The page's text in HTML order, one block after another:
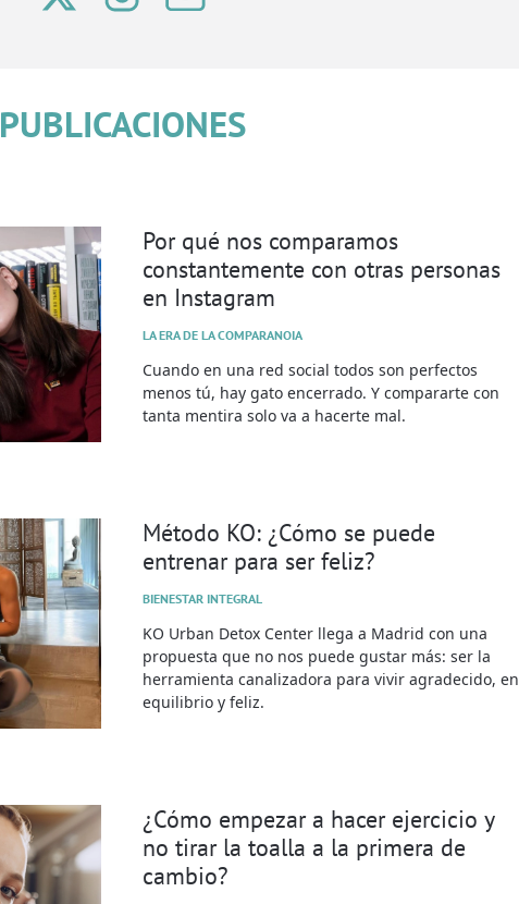
PUBLICACIONES
Por qué nos comparamos
constantemente con otras personas
en Instagram
LA ERA DE LA COMPARANOIA
Cuando en una red social todos son perfectos
menos tú, hay gato encerrado. Y compararte con
tanta mentira solo va a hacerte mal.
Método KO: ¿Cómo se puede
entrenar para ser feliz?
BIENESTAR INTEGRAL
KO Urban Detox Center llega a Madrid con una
propuesta que no nos puede gustar más: ser la
herramienta canalizadora para vivir agradecido, en
equilibrio y feliz.
¿Cómo empezar a hacer ejercicio y
no tirar la toalla a la primera de
cambio?